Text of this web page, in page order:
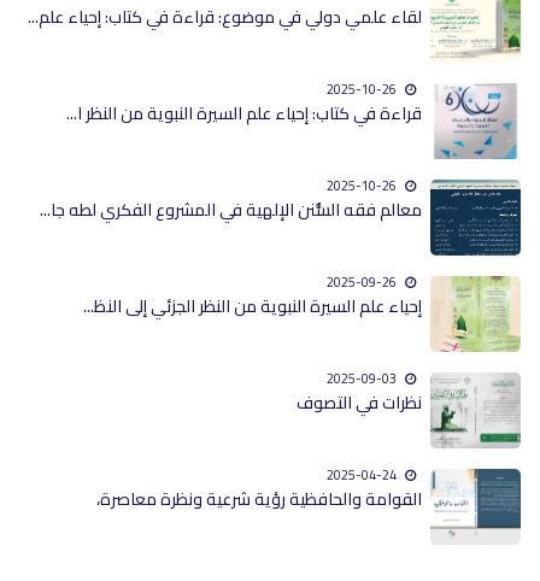
لقاء علمي دولي في موضوع: قراءة في كتاب: إحياء علم...
قراءة في كتاب: إحياء علم السيرة النبوية من النظر ا...
معالم فقه السُّنن الإلهية في المشروع الفكري لطه جا...
إحياء علم السيرة النبوية من النظر الجزئي إلى النظ...
نظرات في التصوف
القوامة والحافظية رؤية شرعية ونظرة معاصرة،